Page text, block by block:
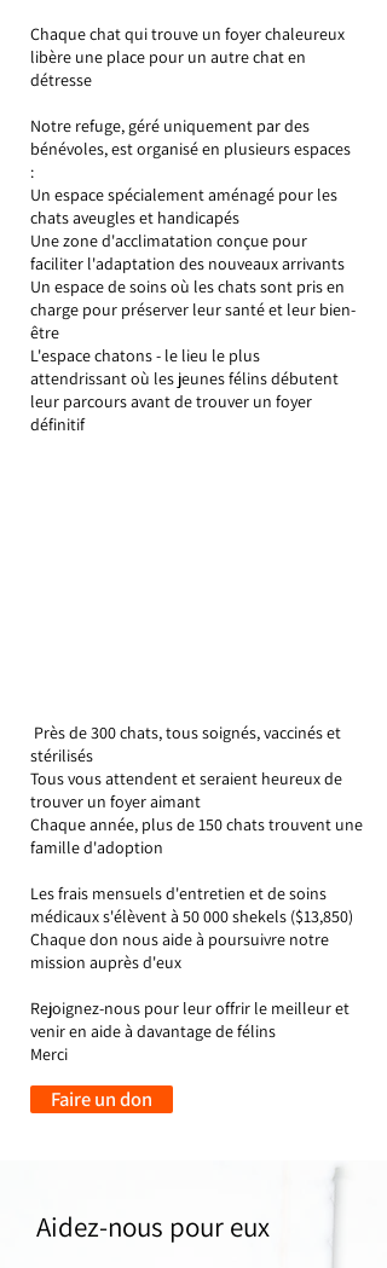
Chaque chat qui trouve un foyer chaleureux
libère une place pour un autre chat en
détresse
Notre refuge, géré uniquement par des
bénévoles, est organisé en plusieurs espaces
:
Un espace spécialement aménagé pour les
chats aveugles et handicapés
Une zone d'acclimatation conçue pour
faciliter l'adaptation des nouveaux arrivants
Un espace de soins où les chats sont pris en
charge pour préserver leur santé et leur bien-
être
L'espace chatons - le lieu le plus
attendrissant où les jeunes félins débutent
leur parcours avant de trouver un foyer
définitif
Près de 300 chats, tous soignés, vaccinés et
stérilisés
Tous vous attendent et seraient heureux de
trouver un foyer aimant
Chaque année, plus de 150 chats trouvent une
famille d'adoption
Les frais mensuels d'entretien et de soins
médicaux s'élèvent à 50 000 shekels ($13,850)
Chaque don nous aide à poursuivre notre
mission auprès d'eux
Rejoignez-nous pour leur offrir le meilleur et
venir en aide à davantage de félins
Merci
Faire un don
Aidez-nous pour eux